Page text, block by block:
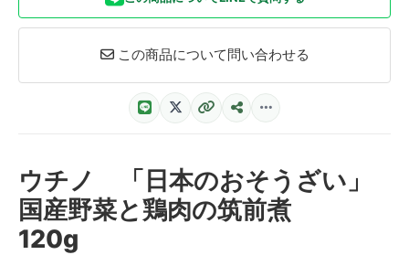
この商品について問い合わせる
ウチノ 「日本のおそうざい」
国産野菜と鶏肉の筑前煮
120g